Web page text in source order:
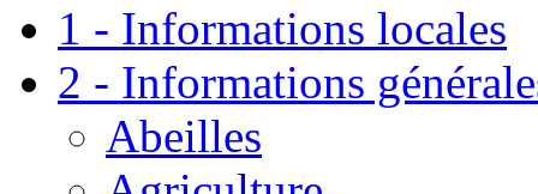
1 - Informations locales
2 - Informations
Abeilles